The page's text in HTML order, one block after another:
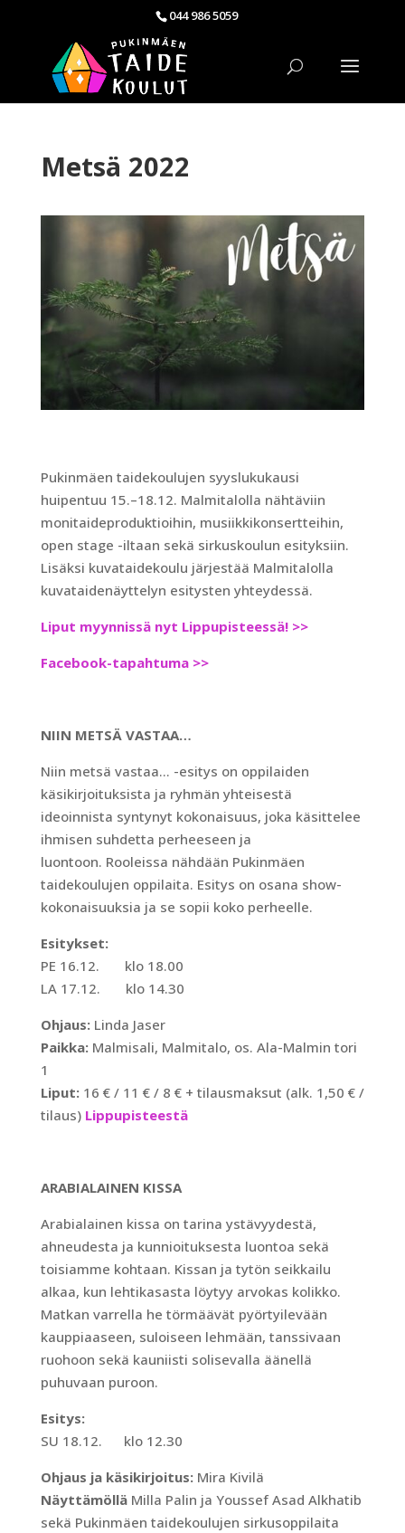
044 986 5059
Metsä 2022
Pukinmäen taidekoulujen syyslukukausi
huipentuu 15.–18.12. Malmitalolla nähtäviin
monitaideproduktioihin, musiikkikonsertteihin,
open stage -iltaan sekä sirkuskoulun esityksiin.
Lisäksi kuvataidekoulu järjestää Malmitalolla
kuvataidenäyttelyn esitysten yhteydessä.
Liput myynnissä nyt Lippupisteessä! >>
Facebook-tapahtuma >>
NIIN METSÄ VASTAA…
Niin metsä vastaa… -esitys on oppilaiden
käsikirjoituksista ja ryhmän yhteisestä
ideoinnista syntynyt kokonaisuus, joka käsittelee
ihmisen suhdetta perheeseen ja
luontoon. Rooleissa nähdään Pukinmäen
taidekoulujen oppilaita. Esitys on osana show-
kokonaisuuksia ja se sopii koko perheelle.
Esitykset:
PE 16.12. klo 18.00
LA 17.12. klo 14.30
Ohjaus:Linda Jaser
Paikka:Malmisali, Malmitalo, os. Ala-Malmin tori
1
Liput:16 € / 11 € / 8 € + tilausmaksut (alk. 1,50 € /
tilaus) Lippupisteestä
ARABIALAINEN KISSA
Arabialainen kissa on tarina ystävyydestä,
ahneudesta ja kunnioituksesta luontoa sekä
toisiamme kohtaan. Kissan ja tytön seikkailu
alkaa, kun lehtikasasta löytyy arvokas kolikko.
Matkan varrella he törmäävät pyörtyilevään
kauppiaaseen, suloiseen lehmään, tanssivaan
ruohoon sekä kauniisti solisevalla äänellä
puhuvaan puroon.
Esitys:
SU 18.12. klo 12.30
Ohjaus ja käsikirjoitus:Mira Kivilä
NäyttämölläMilla Palin ja Youssef Asad Alkhatib
sekä Pukinmäen taidekoulujen sirkusoppilaita